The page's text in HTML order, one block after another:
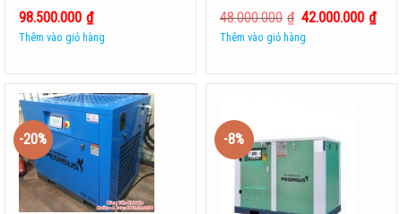
98.500.000 ₫
Thêm vào giỏ hàng
48.000.000 ₫ 42.000.000 ₫
Thêm vào giỏ hàng
-20% -8%